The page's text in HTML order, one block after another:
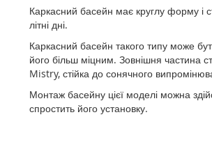
Каркасний басейн має круглу форму і
літні дні.
Каркасний басейн такого типу може
його більш міцним. Зовнішня частина
Mistry, стійка до сонячного
Монтаж басейну цієї моделі можна
спростить його установку.